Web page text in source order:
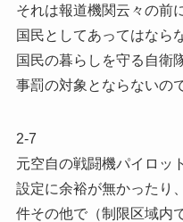
それは報道機関云々の前
国民としてあってはなら
国民の暮らしを守る自衛
事罰の対象とならないの
2-7
元空自の戦闘機パイロッ
設定に余裕が無かったり
件その他で（制限区域内